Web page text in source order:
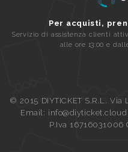
Per acquisti,
Servizio di assistenza clienti
alle ore 13:00 e
© 2015 DIYTICKET S.R.L.
Email:
P.Iva 16716031006